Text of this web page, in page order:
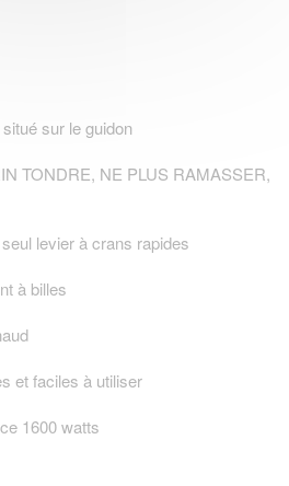
situé sur le guidon
TONDRE, NE PLUS RAMASSER,
levier à crans rapides
à billes
et faciles à utiliser
1600 watts